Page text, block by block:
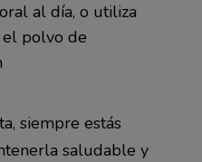
al día, o utiliza
polvo de
siempre estás
saludable y